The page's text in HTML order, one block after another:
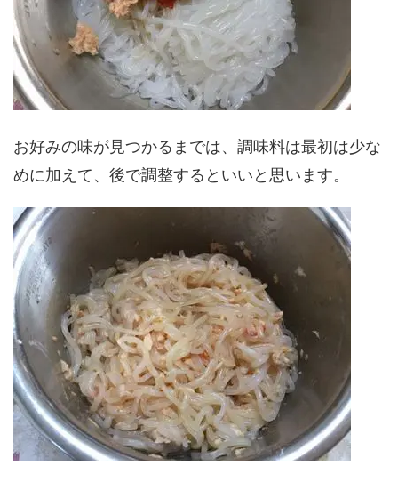
お好みの味が見つかるまでは、調味料は最初は少な
めに加えて、後で調整するといいと思います。